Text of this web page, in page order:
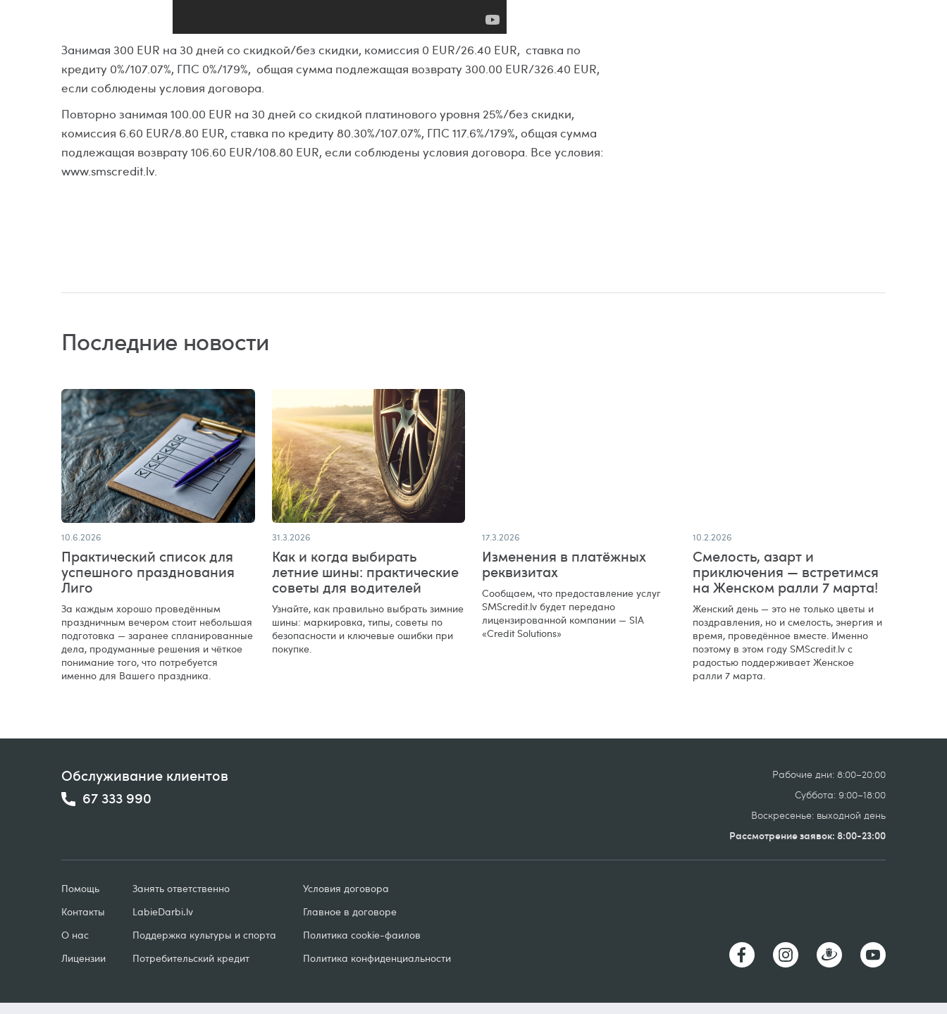
Занимая 300 EUR на 30 дней со скидкой/без скидки, комиссия 0 EUR/26.40 EUR, ставка по
кредиту 0%/107.07%, ГПС 0%/179%, общая сумма подлежащая возврату 300.00 EUR/326.40 EUR,
если соблюдены условия договора.
Повторно занимая 100.00 EUR на 30 дней со скидкой платинового уровня 25%/без скидки,
комиссия 6.60 EUR/8.80 EUR, ставка по кредиту 80.30%/107.07%, ГПС 117.6%/179%, общая сумма
подлежащая возврату 106.60 EUR/108.80 EUR, если соблюдены условия договора. Все условия:
www.smscredit.lv.
Последние новости
10.6.2026
Практический список для
успешного празднования
Лиго
За каждым хорошо проведённым
праздничным вечером стоит небольшая
подготовка — заранее спланированные
дела, продуманные решения и чёткое
понимание того, что потребуется
именно для Вашего праздника.
31.3.2026
Как и когда выбирать
летние шины: практические
советы для водителей
Узнайте, как правильно выбрать зимние
шины: маркировка, типы, советы по
безопасности и ключевые ошибки при
покупке.
17.3.2026
Изменения в платёжных
реквизитах
Сообщаем, что предоставление услуг
SMScredit.lv будет передано
лицензированной компании — SIA
«Credit Solutions»
10.2.2026
Смелость, азарт и
приключения — встретимся
на Женском ралли 7 марта!
Женский день — это не только цветы и
поздравления, но и смелость, энергия и
время, проведённое вместе. Именно
поэтому в этом году SMScredit.lv с
радостью поддерживает Женское
ралли 7 марта.
Обслуживание клиентов
67 333 990
Рабочие дни: 8:00–20:00
Суббота: 9:00–18:00
Воскресенье: выходной день
Рассмотрение заявок: 8:00-23:00
Помощь
Контакты
О нас
Лицензии
Занять ответственно
LabieDarbi.lv
Поддержка культуры и спорта
Потребительский кредит
Условия договорa
Главное в договоре
Политика cookie-фаилов
Политика конфиденциальности